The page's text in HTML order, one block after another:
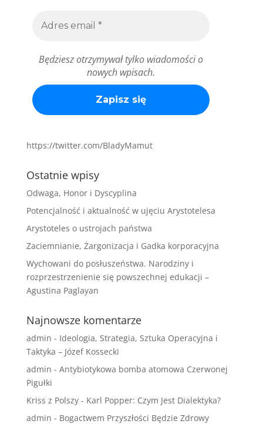
Będziesz otrzymywał tylko wiadomości o
nowych wpisach.
https://twitter.com/BladyMamut
Ostatnie wpisy
Odwaga, Honor i Dyscyplina
Potencjalność i aktualność w ujęciu Arystotelesa
Arystoteles o ustrojach państwa
Zaciemnianie, Żargonizacja i Gadka korporacyjna
Wychowani do posłuszeństwa. Narodziny i
rozprzestrzenienie się powszechnej edukacji –
Agustina Paglayan
Najnowsze komentarze
admin - Ideologia, Strategia, Sztuka Operacyjna i
Taktyka – Józef Kossecki
admin - Antybiotykowa bomba atomowa Czerwonej
Pigułki
Kriss z Polszy- Karl Popper: Czym Jest Dialektyka?
admin - Bogactwem Przyszłości Będzie Zdrowy